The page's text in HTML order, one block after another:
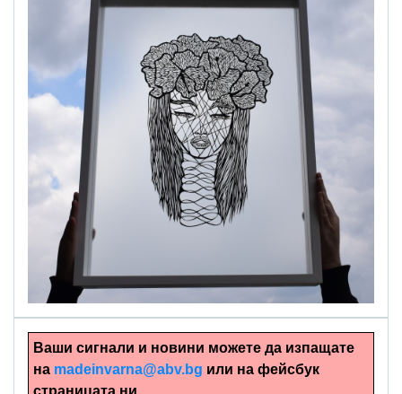
Ръчно изрязани картини
Ваши сигнали и новини можете да изпащате
на madeinvarna@abv.bg или на фейсбук
страницата ни